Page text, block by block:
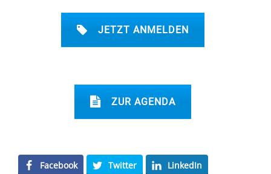
JETZT ANMELDEN
ZUR AGENDA
Facebook Twitter LinkedIn